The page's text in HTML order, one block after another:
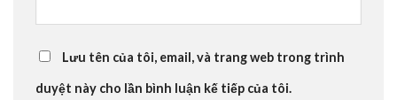
Lưu tên của tôi, email, và trang web trong trình
duyệt này cho lần bình luận kế tiếp của tôi.